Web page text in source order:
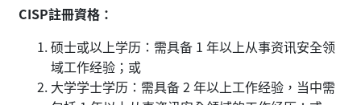
CISP註冊資格：
硕士或以上学历：需具备 1 年以上从事资讯安全领
域工作经验；或
大学学士学历：需具备 2 年以上工作经验，当中需